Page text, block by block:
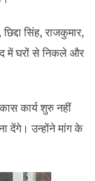
सिंह, राजकुमार,
में घरों से निकले और
कार्य शुरु नहीं
देंगे। उन्होंने मांग के